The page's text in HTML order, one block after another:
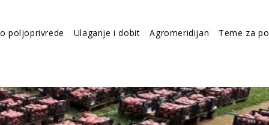
poljoprivrede Ulaganje i dobit Agromeridijan Teme za